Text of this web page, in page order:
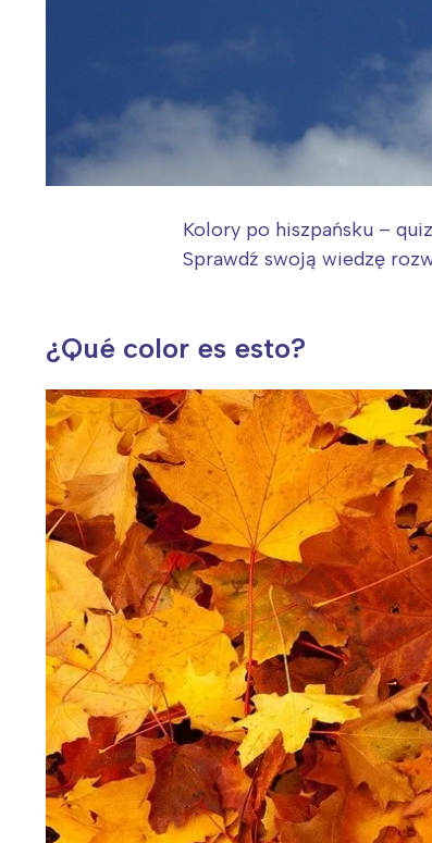
Kolory po hiszpańsku –
Sprawdź swoją wiedzę
¿Qué color es esto?